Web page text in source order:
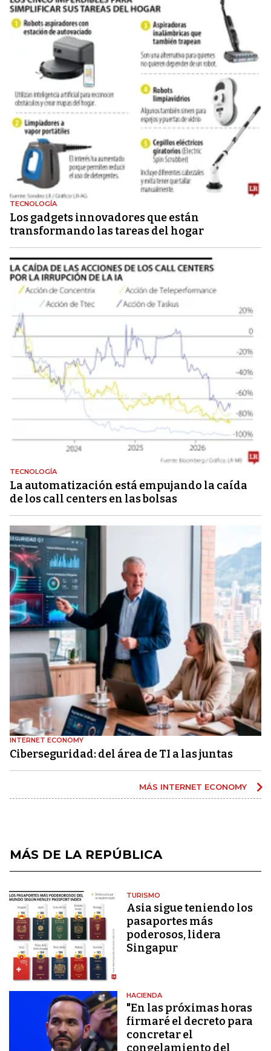
TECNOLOGÍA
Los gadgets innovadores que están
transformando las tareas del hogar
TECNOLOGÍA
La automatización está empujando la caída
de los call centers en las bolsas
INTERNET ECONOMY
Ciberseguridad: del área de TI a las juntas
MÁS INTERNET ECONOMY
MÁS DE LA REPÚBLICA
TURISMO
Asia sigue teniendo los
pasaportes más
poderosos, lidera
Singapur
HACIENDA
"En las próximas horas
firmaré el decreto para
concretar el
congelamiento del